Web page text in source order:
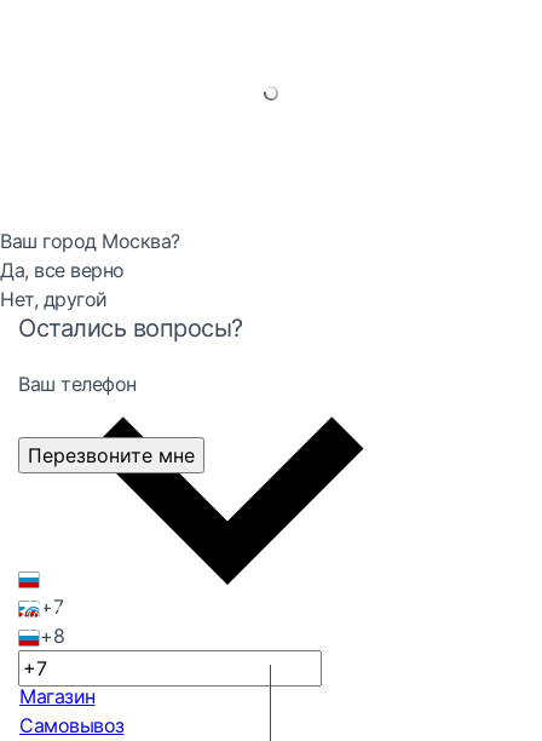
Ваш город Москва?
Да, все верно
Нет, другой
Остались вопросы?
Ваш телефон
+7
+8
Перезвоните мне
Магазин
Самовывоз